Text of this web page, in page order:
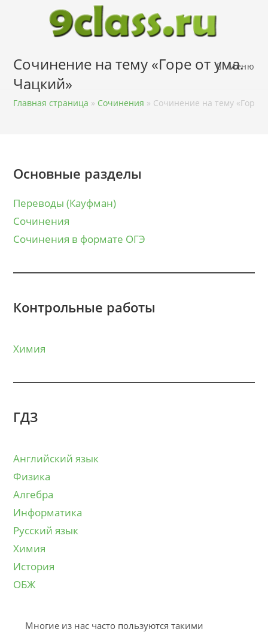
содержимому
Меню
Сочинение на тему «Горе от ума.
Чацкий»
Главная страница » Сочинения » Сочинение на тему «Горе
Основные разделы
Переводы (Кауфман)
Сочинения
Сочинения в формате ОГЭ
Контрольные работы
Химия
ГДЗ
Английский язык
Физика
Алгебра
Информатика
Русский язык
Химия
История
ОБЖ
Многие из нас часто пользуются такими